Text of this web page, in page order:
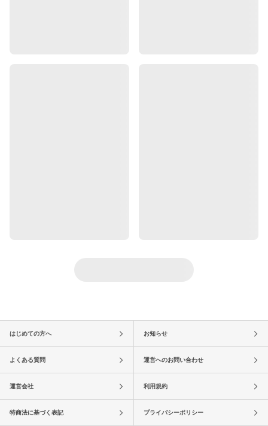
はじめての方へ お知らせ
よくある質問 運営へのお問い合わせ
運営会社 利用規約
特商法に基づく表記 プライバシーポリシー